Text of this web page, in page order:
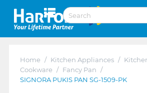
Home / Kitchen Appliances /
Cookware / Fancy Pan /
SIGNORA PUKIS PAN SG-1509-PK